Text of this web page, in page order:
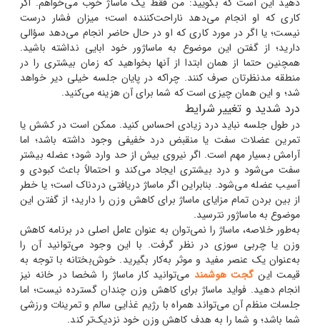
کاری که او انجام می‌دهد ناراحت‌کننده است؛ میزان فشار درست
نیست؛ یا اگر در مورد کاری که او در حال حاضر انجام می‌دهد سؤالی
دارید؛ از گفتن این موضوع به ماساژور خود ابایی نداشته باشید.
همچنین حتما از همان ابتدا از آنها بخواهید که زمان بیشتری را در
منطقه مدنظرتان صرف کنند. چراکه در پایان جلسه خیلی دیر خواهد
شد؛ و این همان چیزی است که شما برای آن هزینه می‌کنید.
درد شدید و تغییر شرایط
در طول جلسه نباید درد زیادی احساس کنید. ممکن است در کشش یا
تمرین عضلات سفت یا منقبض درد خفیفی وجود داشته باشد؛ اما
آرامش بسیار مهم است. اگر نیروی بیش از حد وارد شود؛ عضله بیشتر
سفت می‌شود و درد بیشتری ایجاد می‌کند و احتمالاً باعث کبودی و
آسیب عضله می‌شود. بنابراین اگر ماساژ دریافتی دردناک است؛ یا خطر
از بین بردن تمام مزایای ماساژ برای کاهش وزن را دارید؛ از گفتن این
موضوع به ماساژور نترسید.
به‌طور خلاصه، ماساژ را نمی‌توان به عنوان عامل اصلی در برنامه کاهش
وزن یا چربی سوزی در نظر گرفت. با این وجود می‌توانید آن را
به‌عنوان یک عنصر مفید و موثر به‌کار بگیرید. خوش‌بختانه با توجه به
قیمت اینگجت هوشمندمی‌توانید کار ماساژ را شخصا در خانه نیز
انجام دهید. فواید ماساژ برای کاهش وزن چندان گسترده نیست؛ اما
جلسات منظم آن می‌تواند همراه با رژیم غذایی سالم و تمرینات ورزشی
شما باشد؛ و شما را به هدف کاهش وزن خود نزدیک‌تر کند.